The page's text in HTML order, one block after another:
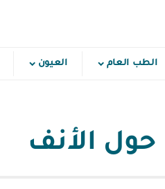
الطب العام العيون
حول الأنف